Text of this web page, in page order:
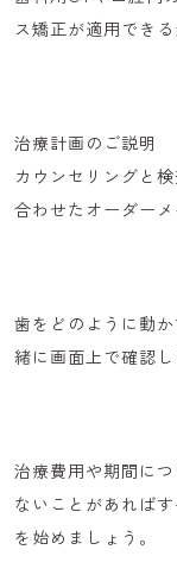
ス矯正が適用できる
治療計画のご説明
カウンセリングと
合わせた オーダー
歯をどのように動
緒に画面上で確認し
治療費用や期間に
ないことがあれば
を始めましょう。